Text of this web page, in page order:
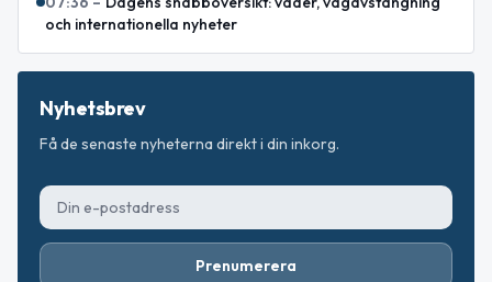
och internationella nyheter
Nyhetsbrev
Få de senaste nyheterna direkt i din inkorg.
Prenumerera